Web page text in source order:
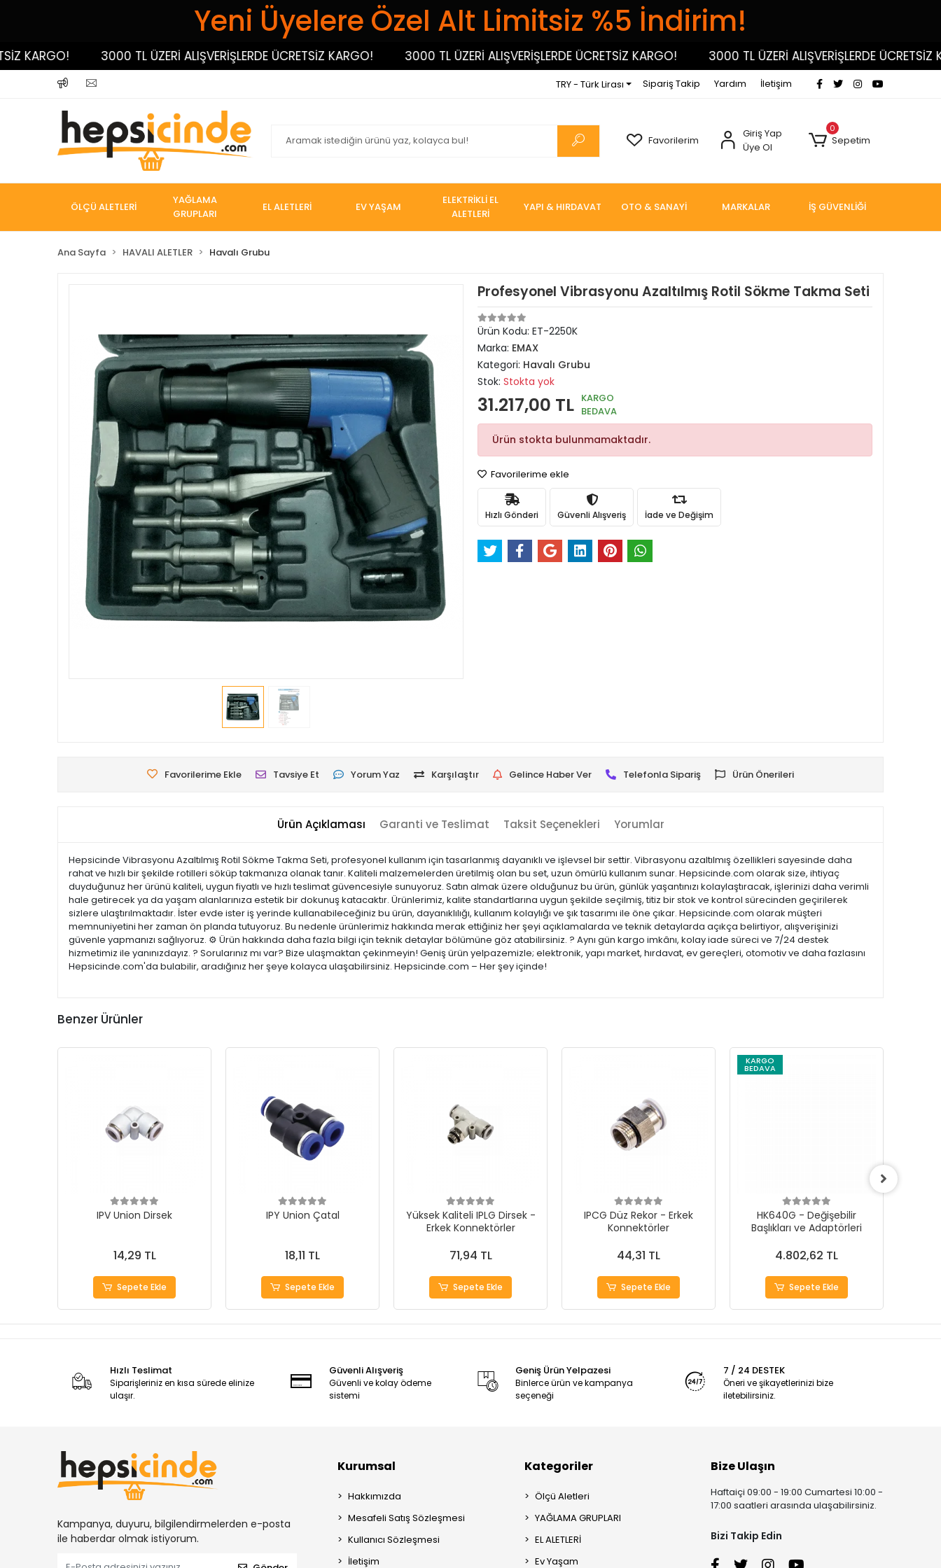
Yeni Üyelere Özel Alt Limitsiz %5 İndirim!
KARGO! 3000 TL ÜZERİ ALIŞVERİŞLERDE ÜCRETSİZ KARGO! 3000 TL ÜZERİ ALIŞVERİŞLERDE ÜCRETSİZ KARGO! 3000 TL ÜZERİ ALIŞVERİŞLERDE ÜCRETSİZ
TRY - Türk Lirası Sipariş Takip Yardım İletişim
Favorilerim
Giriş Yap
Üye Ol
0
Sepetim
ÖLÇÜ ALETLERİ
YAĞLAMA
GRUPLARI
EL ALETLERİ EV YAŞAM
ELEKTRİKLİ EL
ALETLERİ
YAPI & HIRDAVAT OTO & SANAYİ MARKALAR İŞ GÜVENLİĞİ
Ana Sayfa HAVALI ALETLER Havalı Grubu
Profesyonel Vibrasyonu Azaltılmış Rotil Sökme Takma Seti
Ürün Kodu: ET-2250K
Marka: EMAX
Kategori: Havalı Grubu
Stok: Stokta yok
31.217,00 TL KARGO
BEDAVA
Ürün stokta bulunmamaktadır.
Favorilerime ekle
Hızlı Gönderi Güvenli Alışveriş İade ve Değişim
Favorilerime Ekle Tavsiye Et Yorum Yaz Karşılaştır Gelince Haber Ver Telefonla Sipariş Ürün Önerileri
Ürün Açıklaması Garanti ve Teslimat Taksit Seçenekleri Yorumlar
Hepsicinde Vibrasyonu Azaltılmış Rotil Sökme Takma Seti, profesyonel kullanım için tasarlanmış dayanıklı ve işlevsel bir settir. Vibrasyonu azaltılmış özellikleri sayesinde daha
rahat ve hızlı bir şekilde rotilleri söküp takmanıza olanak tanır. Kaliteli malzemelerden üretilmiş olan bu set, uzun ömürlü kullanım sunar. Hepsicinde.com olarak size, ihtiyaç
duyduğunuz her ürünü kaliteli, uygun fiyatlı ve hızlı teslimat güvencesiyle sunuyoruz. Satın almak üzere olduğunuz bu ürün, günlük yaşantınızı kolaylaştıracak, işlerinizi daha verimli
hale getirecek ya da yaşam alanlarınıza estetik bir dokunuş katacaktır. Ürünlerimiz, kalite standartlarına uygun şekilde seçilmiş, titiz bir stok ve kontrol sürecinden geçirilerek
sizlere ulaştırılmaktadır. İster evde ister iş yerinde kullanabileceğiniz bu ürün, dayanıklılığı, kullanım kolaylığı ve şık tasarımı ile öne çıkar. Hepsicinde.com olarak müşteri
memnuniyetini her zaman ön planda tutuyoruz. Bu nedenle ürünlerimiz hakkında merak ettiğiniz her şeyi açıklamalarda ve teknik detaylarda açıkça belirtiyor, alışverişinizi
güvenle yapmanızı sağlıyoruz. ⚙️ Ürün hakkında daha fazla bilgi için teknik detaylar bölümüne göz atabilirsiniz. ? Aynı gün kargo imkânı, kolay iade süreci ve 7/24 destek
hizmetimiz ile yanınızdayız. ? Sorularınız mı var? Bize ulaşmaktan çekinmeyin! Geniş ürün yelpazemizle; elektronik, yapı market, hırdavat, ev gereçleri, otomotiv ve daha fazlasını
Hepsicinde.com'da bulabilir, aradığınız her şeye kolayca ulaşabilirsiniz. Hepsicinde.com – Her şey içinde!
Benzer Ürünler
IPV Union Dirsek
14,29 TL
Sepete Ekle
IPY Union Çatal
18,11 TL
Sepete Ekle
Yüksek Kaliteli IPLG Dirsek -
Erkek Konnektörler
71,94 TL
Sepete Ekle
IPCG Düz Rekor - Erkek
Konnektörler
44,31 TL
Sepete Ekle
KARGO
BEDAVA
HK640G - Değişebilir
Başlıkları ve Adaptörleri
4.802,62 TL
Sepete Ekle
Hızlı Teslimat
Siparişleriniz en kısa sürede elinize
ulaşır.
Güvenli Alışveriş
Güvenli ve kolay ödeme
sistemi
Geniş Ürün Yelpazesi
Binlerce ürün ve kampanya
seçeneği
7 / 24 DESTEK
Öneri ve şikayetlerinizi bize
iletebilirsiniz.
Kampanya, duyuru, bilgilendirmelerden e-posta
ile haberdar olmak istiyorum.
Kurumsal
Hakkımızda
Mesafeli Satış Sözleşmesi
Kullanıcı Sözleşmesi
İletişim
Kategoriler
Ölçü Aletleri
YAĞLAMA GRUPLARI
EL ALETLERİ
Ev Yaşam
Bize Ulaşın
Haftaiçi 09:00 - 19:00 Cumartesi 10:00 -
17:00 saatleri arasında ulaşabilirsiniz.
Bizi Takip Edin